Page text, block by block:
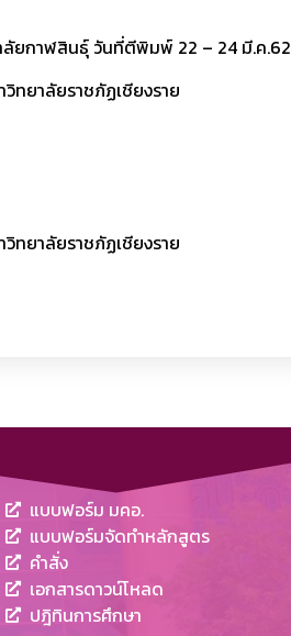
ลัยกาฬสินธุ์ วันที่ตีพิมพ์ 22 – 24 มี.ค.62
ทยาลัยราชภัฏเชียงราย
ทยาลัยราชภัฏเชียงราย
แบบฟอร์ม มคอ.
แบบฟอร์มจัดทำหลักสูตร
คำสั่ง
เอกสารดาวน์โหลด
ปฎิทินการศึกษา